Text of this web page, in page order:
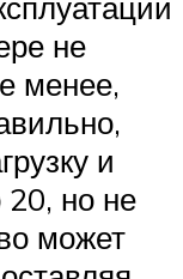
не
менее,
и
20, но не
может